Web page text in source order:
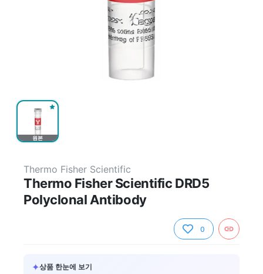
원본
Thermo Fisher Scientific
Thermo Fisher Scientific DRD5
Polyclonal Antibody
0
✦상품 한눈에 보기